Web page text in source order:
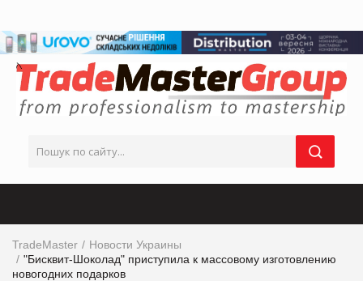
TradeMaster
Новости Украины
"Бисквит-Шоколад" приступила к массовому изготовлению
новогодних подарков